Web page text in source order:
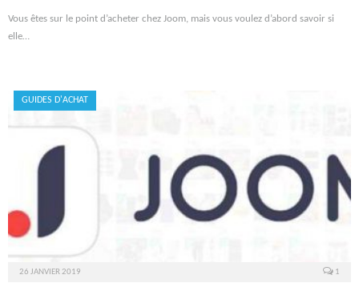
Vous êtes sur le point d’acheter chez Joom, mais vous voulez d’abord savoir si
elle…
GUIDES D'ACHAT
26 JANVIER 2019 1